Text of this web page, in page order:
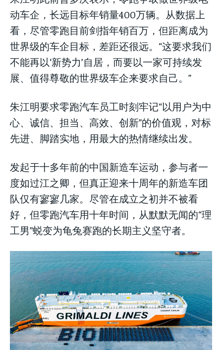
动车企，长远目标年销量400万辆。从数据上
看，尽管零跑目前剑指年销百万，但距离成为
世界级的车企目标，差距还很远。“这要求我们
不能再以‘新势力’自居，而要以一家可持续发
展、值得尊敬的世界级车企来要求自己。”
朱江明要求零跑汽车员工时刻牢记“以用户为中
心、诚信、担当、高效、创新”的价值观，对标
先进、脚踏实地，用最大的热情继续出发。
发起于十多年前的中国新造车运动，参与者一
度如过江之卿，但真正迎来十周年的新造车团
队仅有寥寥几家。尽管在成立之初并不被看
好，但零跑汽车用十年时间，从默默无闻的“理
工男”蜕变为龟兔赛跑的长期主义坚守者。